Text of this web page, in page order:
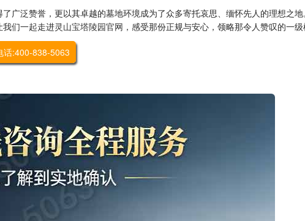
广泛赞誉，更以其卓越的墓地环境成为了众多寄托哀思、缅怀先人的理想之
们一起走进灵山宝塔陵园官网 ，感受那份正规与安心，领略那令人赞叹的一级
话:400-838-5063